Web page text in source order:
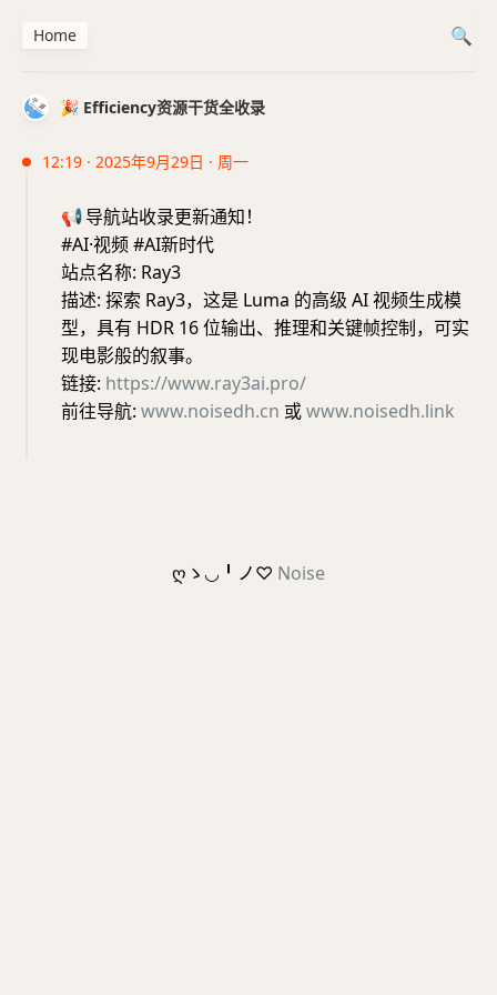
🎉 Efficiency资源干货全收录
12:19 · 2025年9月29日 · 周一
📢导航站收录更新通知！
#AI·视频 #AI新时代
站点名称: Ray3
描述: 探索 Ray3，这是 Luma 的高级 AI 视频生成模
型，具有 HDR 16 位输出、推理和关键帧控制，可实
现电影般的叙事。
链接: https://www.ray3ai.pro/
前往导航: www.noisedh.cn 或www.noisedh.link
Home
ღゝ◡╹ノ♡ Noise